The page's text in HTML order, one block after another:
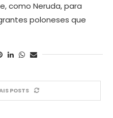
como Neruda, para
poloneses que
POSTS